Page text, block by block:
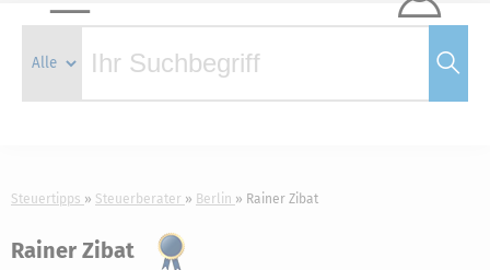

Steuertipps Steuerberater Berlin Rainer Zibat
Rainer Zibat